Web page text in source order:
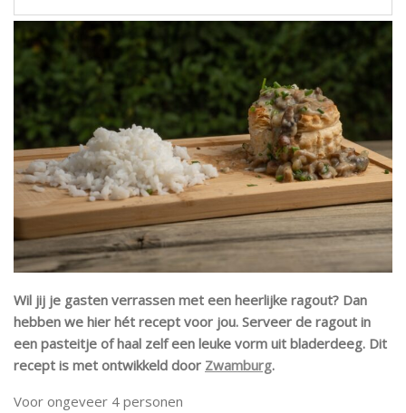
Wil jij je gasten verrassen met een heerlijke ragout? Dan
hebben we hier hét recept voor jou. Serveer de ragout in
een pasteitje of haal zelf een leuke vorm uit bladerdeeg. Dit
recept is met ontwikkeld door Zwamburg.
Voor ongeveer 4 personen